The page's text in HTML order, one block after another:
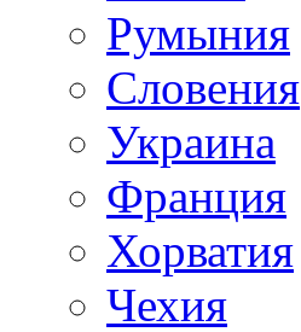
Румыния
Словения
Украина
Франция
Хорватия
Чехия